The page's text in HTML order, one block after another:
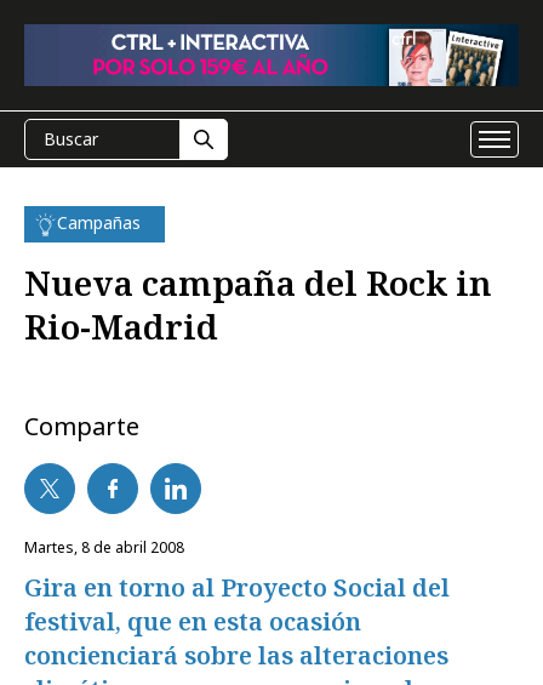
Campañas
Nueva campaña del Rock in
Rio-Madrid
Comparte
martes, 8 de abril 2008
Gira en torno al Proyecto Social del
festival, que en esta ocasión
concienciará sobre las alteraciones